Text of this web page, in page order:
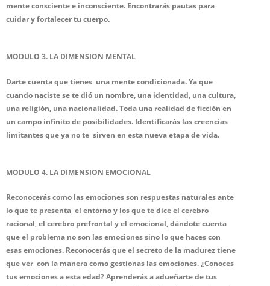
mente consciente e inconsciente. Encontrarás pautas para
cuidar y fortalecer tu cuerpo.
MODULO 3. LA DIMENSION MENTAL
Darte cuenta que tienes una mente condicionada. Ya que
cuando naciste se te dió un nombre, una identidad, una cultura,
una religión, una nacionalidad. Toda una realidad de ficción en
un campo infinito de posibilidades. Identificarás las creencias
limitantes que ya no te sirven en esta nueva etapa de vida.
MODULO 4. LA DIMENSION EMOCIONAL
Reconocerás como las emociones son respuestas naturales ante
lo que te presenta el entorno y los que te dice el cerebro
racional, el cerebro prefrontal y el emocional, dándote cuenta
que el problema no son las emociones sino lo que haces con
esas emociones. Reconocerás que el secreto de la madurez tiene
que ver con la manera como gestionas las emociones. ¿Conoces
tus emociones a esta edad?Aprenderás a adueñarte de tus